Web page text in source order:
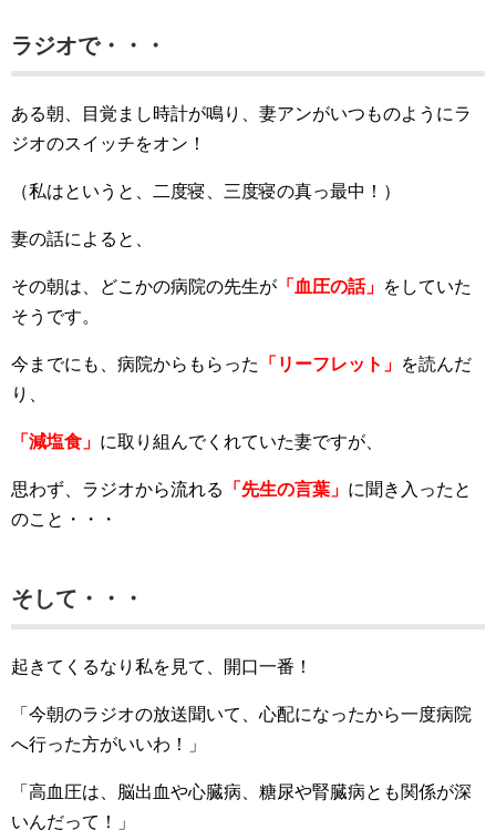
ラジオで・・・
ある朝、目覚まし時計が鳴り、妻アンがいつものようにラ
ジオのスイッチをオン！
（私はというと、二度寝、三度寝の真っ最中！）
妻の話によると、
その朝は、どこかの病院の先生が 「血圧の話」 をしていた
そうです。
今までにも、病院からもらった 「リーフレット」 を読んだ
り、
「減塩食」 に取り組んでくれていた妻ですが、
思わず、ラジオから流れる 「先生の言葉」 に聞き入ったと
のこと・・・
そして・・・
起きてくるなり私を見て、開口一番！
「今朝のラジオの放送聞いて、心配になったから一度病院
へ行った方がいいわ！」
「高血圧は、脳出血や心臓病、糖尿や腎臓病とも関係が深
いんだって！」